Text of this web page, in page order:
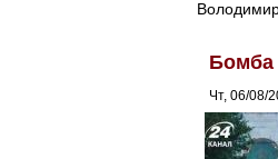
Бомба
Чт, 06/08/